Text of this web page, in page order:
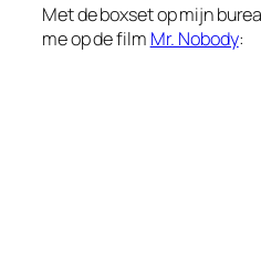
Met de boxset op mijn
me op de film Mr. Nobody: